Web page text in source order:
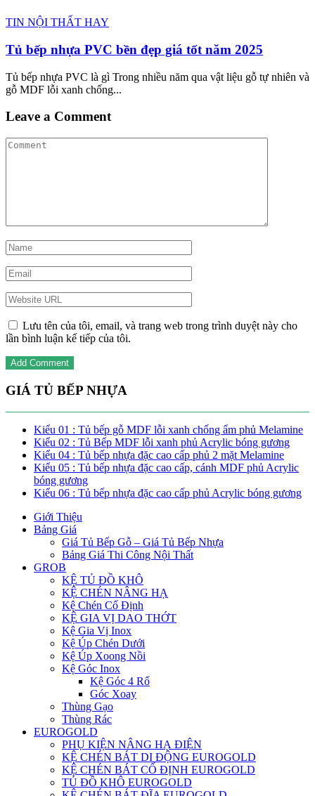
TIN NỘI THẤT HAY
Tủ bếp nhựa PVC bền đẹp giá tốt năm 2025
Tủ bếp nhựa PVC là gì Trong nhiều năm qua vật liệu gỗ tự nhiên và
gỗ MDF lỗi xanh chống...
Leave a Comment
Lưu tên của tôi, email, và trang web trong trình duyệt này cho
lần bình luận kế tiếp của tôi.
GIÁ TỦ BẾP NHỰA
Kiểu 01 : Tủ bếp gỗ MDF lỗi xanh chống ẩm phủ Melamine
Kiểu 02 : Tủ Bếp MDF lỗi xanh phủ Acrylic bóng gương
Kiểu 04 : Tủ bếp nhựa đặc cao cấp phủ 2 mặt Melamine
Kiểu 05 : Tủ bếp nhựa đặc cao cấp, cánh MDF phủ Acrylic
bóng gương
Kiểu 06 : Tủ bếp nhựa đặc cao cấp phủ Acrylic bóng gương
Giới Thiệu
Bảng Giá
Giá Tủ Bếp Gỗ – Giá Tủ Bếp Nhựa
Bảng Giá Thi Công Nội Thất
GROB
KỆ TỦ ĐỒ KHÔ
KỆ CHÉN NÂNG HẠ
Kệ Chén Cố Định
KỆ GIA VỊ DAO THỚT
Kệ Gia Vị Inox
Kệ Úp Chén Dưới
Kệ Úp Xoong Nồi
Kệ Góc Inox
Kệ Góc 4 Rổ
Góc Xoay
Thùng Gạo
Thùng Rác
EUROGOLD
PHỤ KIỆN NÂNG HẠ ĐIỆN
KỆ CHÉN BÁT DI ĐỘNG EUROGOLD
KỆ CHÉN BÁT CỐ ĐỊNH EUROGOLD
TỦ ĐỒ KHÔ EUROGOLD